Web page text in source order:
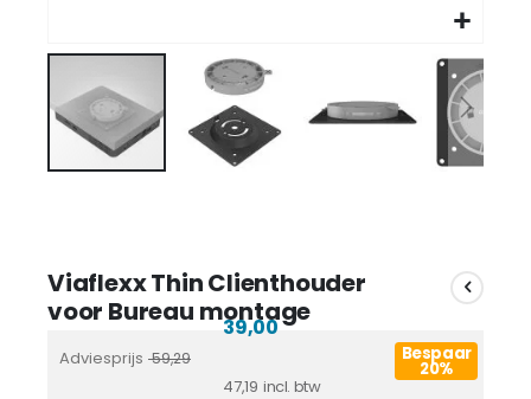
Viaflexx Thin Clienthouder
voor Bureau montage
Adviesprijs 59,29
47,19
39,00
Bespaar
20%